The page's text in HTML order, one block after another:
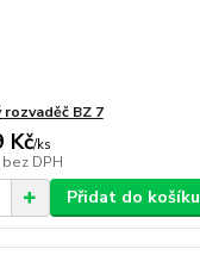
rozvaděč BZ 7
Kč/ks
bez DPH
Přidat do košíku